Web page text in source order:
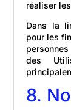
réaliser
Dans la
pour les
des
8.